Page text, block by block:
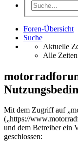
Foren-Übersicht
Suche
Aktuelle
Alle
Mit dem Zugriff auf
(„https://
und dem Betreiber ein
geschlossen: